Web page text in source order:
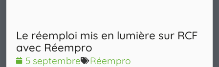
Le réemploi mis en lumière sur RCF
avec Réempro
5 septembre
Réempro